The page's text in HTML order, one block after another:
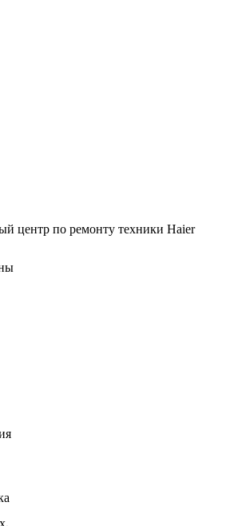
центр по ремонту техники Haier